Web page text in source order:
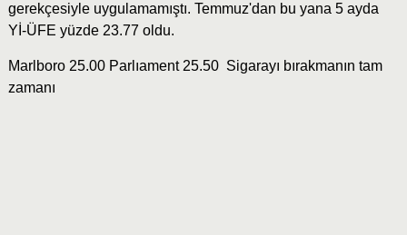
gerekçesiyle uygulamamıştı. Temmuz'dan bu yana 5 ayda
Yİ-ÜFE yüzde 23.77 oldu.
Marlboro 25.00 Parlıament 25.50 Sigarayı bırakmanın tam
zamanı